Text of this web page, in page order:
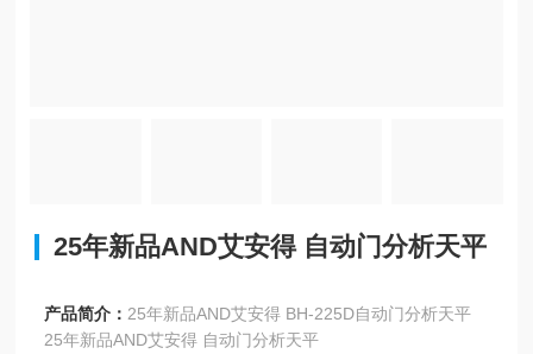
25年新品AND艾安得 自动门分析天平
产品简介： 25年新品AND艾安得 BH-225D自动门分析天平
25年新品AND艾安得 自动门分析天平